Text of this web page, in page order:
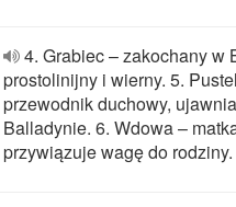
4. Grabiec – zakochany w
prostolinijny i wierny. 5.
przewodnik duchowy,
Balladynie. 6. Wdowa –
przywiązuje wagę do rodziny.